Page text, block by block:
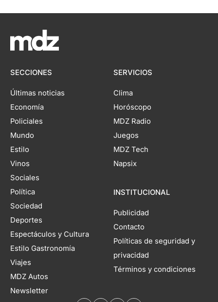
SECCIONES
Últimas noticias
Economía
Policiales
Mundo
Estilo
Vinos
Sociales
Política
Sociedad
Deportes
Espectáculos y Cultura
Estilo Gastronomía
Viajes
MDZ Autos
Newsletter
SERVICIOS
Clima
Horóscopo
MDZ Radio
Juegos
MDZ Tech
Napsix
INSTITUCIONAL
Publicidad
Contacto
Políticas de seguridad y
privacidad
Términos y condiciones